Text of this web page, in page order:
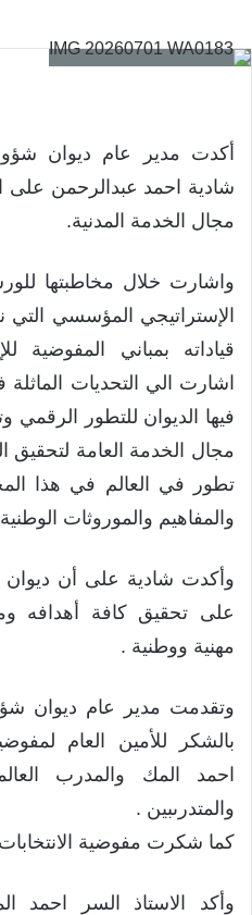
أكدت مدير عام ديوان شؤون
شادية احمد عبدالرحمن على
مجال الخدمة المدنية.
واشارت خلال مخاطبتها
الإستراتيجي المؤسسي
قياداته بمباني المفوضية
اشارت الي التحديات
فيها الديوان للتطور الرقمي
مجال الخدمة العامة لتحقيق
تطور في العالم في هذا
والمفاهيم والموروثات
وأكدت شادية على أن ديوان
على تحقيق كافة أهدافه
مهنية ووطنية .
وتقدمت مدير عام ديوان
بالشكر للأمين العام
احمد المك والمدرب
والمتدرىبين .
كما شكرت مفوضية
وأكد الاستاذ السر احمد